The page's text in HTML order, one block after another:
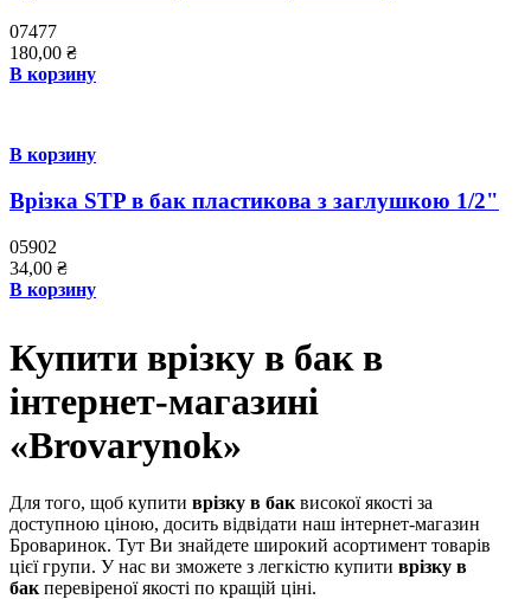
07477
180,00 ₴
В корзину
В корзину
Врізка STP в бак пластикова з заглушкою 1/2"
05902
34,00 ₴
В корзину
Купити врізку в бак в
інтернет-магазині
«Brovarynok»
Для того, щоб купити врізку в бак високої якості за
доступною ціною, досить відвідати наш інтернет-магазин
Броваринок. Тут Ви знайдете широкий асортимент товарів
цієї групи. У нас ви зможете з легкістю купити врізку в
бак перевіреної якості по кращій ціні.